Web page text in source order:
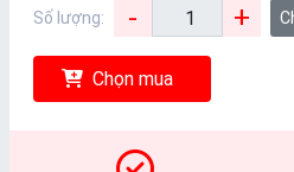
Số lượng: - +
Chọn mua